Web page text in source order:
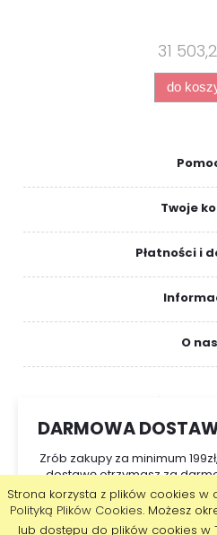
Strona korzysta z plików cookies w
Polityką Plików Cookies. Możesz
lub dostępu do plików cookies w
31
do
DARMOWA
Zrób zakupy za minimum
dostawę otrzymasz za
Twoje
Płatności i
O nas
pokaż pełną